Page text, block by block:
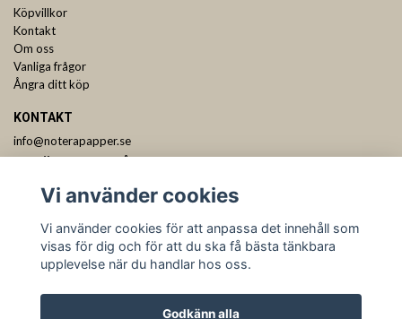
Köpvillkor
Kontakt
Om oss
Vanliga frågor
Ångra ditt köp
KONTAKT
info@noterapapper.se
Vi använder cookies
Vi använder cookies för att anpassa det innehåll som
visas för dig och för att du ska få bästa tänkbara
upplevelse när du handlar hos oss.
Godkänn alla